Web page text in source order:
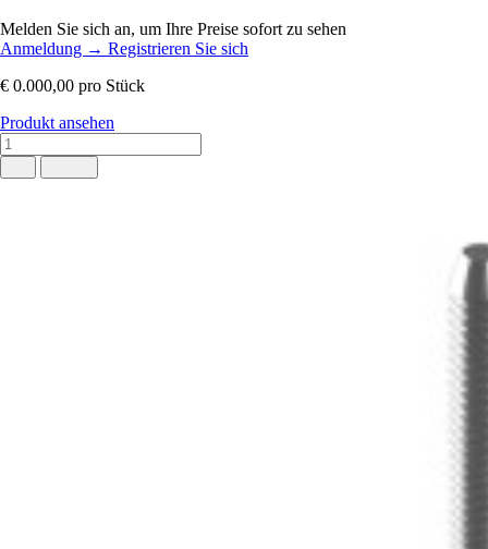
Melden Sie sich an, um Ihre Preise sofort zu sehen
Anmeldung → Registrieren Sie sich
€ 0.000,00 pro Stück
Produkt ansehen